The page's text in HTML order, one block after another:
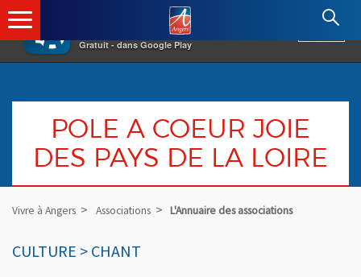
×
Gratuit - dans Google Play
Angers.fr : Retour à l'accueil
POLE A COEUR JOIE
DES PAYS DE LA LOIRE
Vivre à Angers Associations L'Annuaire des associations
CULTURE > CHANT